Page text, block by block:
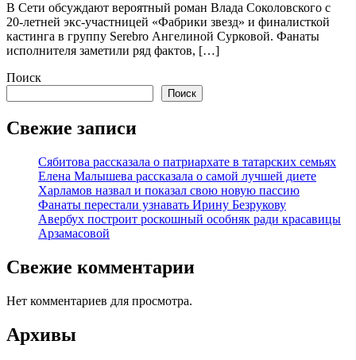
В Сети обсуждают вероятный роман Влада Соколовского с
20-летней экс-участницей «Фабрики звезд» и финалисткой
кастинга в группу Serebro Ангелиной Сурковой. Фанаты
исполнителя заметили ряд фактов, […]
Поиск
Поиск
Свежие записи
Сябитова рассказала о патриархате в татарских семьях
Елена Малышева рассказала о самой лучшей диете
Харламов назвал и показал свою новую пассию
Фанаты перестали узнавать Ирину Безрукову
Авербух построит роскошный особняк ради красавицы
Арзамасовой
Свежие комментарии
Нет комментариев для просмотра.
Архивы